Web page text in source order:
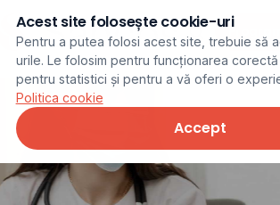
Acest site folosește cookie-uri
Pentru a putea folosi acest site, trebuie să
urile. Le folosim pentru funcționarea corectă
pentru statistici și pentru a vă oferi o
Politica cookie
Accept